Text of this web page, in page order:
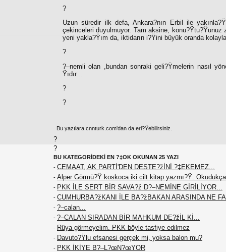
?
Uzun süredir ilk defa, Ankara?nın Erbil ile
çekinceleri duyulmuyor. Tam aksine,
yeni yakla?Ÿım da, iktidarın i?Ÿini büyük oranda
?
?–nemli olan ,bundan sonraki geli?Ÿmelerin nasıl
Ÿıdır...
?
?
Bu yazılara cnnturk.com'dan da eri?Ÿebilirsiniz.
?
?
BU KATEGORİDEKİ EN ?‡OK OKUNAN 25 YAZI
- CEMAAT, AK PARTİ'DEN DESTE?žİNİ ?‡EKEMEZ...
- Alper Görmü?Ÿ koskoca iki cilt kitap yazmı?Ÿ.
- PKK İLE SERT BİR SAVA?ž D?–NEMİNE GİRİLİYOR...
- CUMHURBA?žKANI İLE BA?žBAKAN ARASINDA NE
- ?–calan...
- ?–CALAN SIRADAN BİR MAHKUM DE?žİL Kİ...
- Rüya görmeyelim. PKK böyle tasfiye edilmez
- Davuto?Ÿlu efsanesi gerçek mi, yoksa balon mu?
- PKK İKİYE B?–L?œN?œYOR